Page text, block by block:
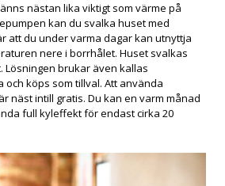
nästan lika viktigt som värme på
kan du svalka huset med
att du under varma dagar kan utnyttja
nere i borrhålet. Huset svalkas
Lösningen brukar även kallas
köps som tillval. Att använda
näst intill gratis. Du kan en varm månad
full kyleffekt för endast cirka 20